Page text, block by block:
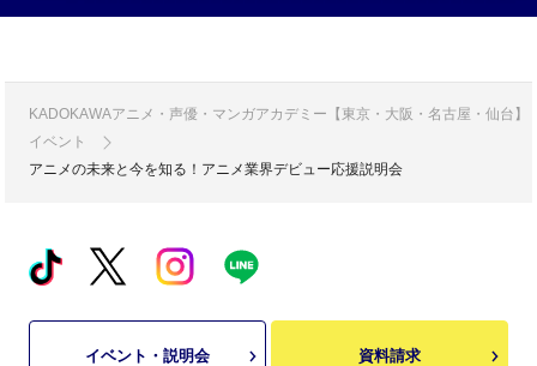
KADOKAWAアニメ・声優・マンガアカデミー【東京・大阪・名古屋・仙台】
イベント
アニメの未来と今を知る！アニメ業界デビュー応援説明会
イベント・説明会 資料請求